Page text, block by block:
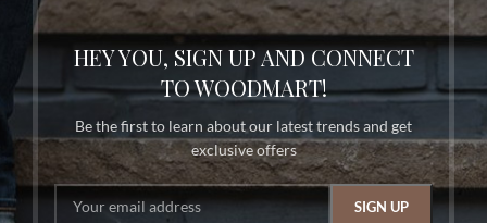
HEY YOU, SIGN UP AND CONNECT
TO WOODMART!
Be the first to learn about our latest trends and get
exclusive offers